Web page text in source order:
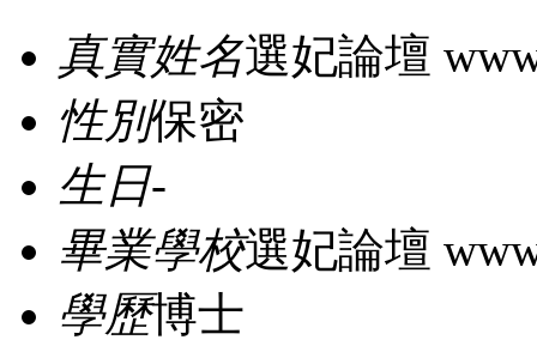
真實姓名選妃論壇
性別保密
生日-
畢業學校選妃論壇
學歷博士